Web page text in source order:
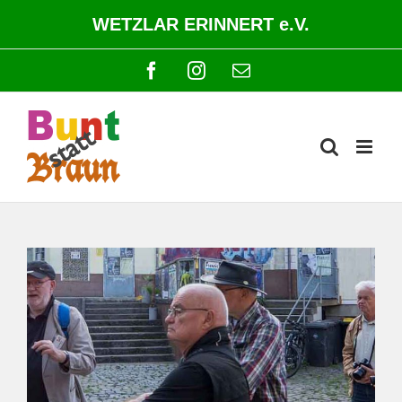
springen
WETZLAR ERINNERT e.V.
FacebookInstagram
E-
Mail